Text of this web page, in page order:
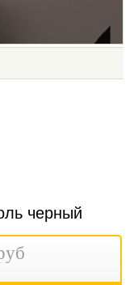
черный